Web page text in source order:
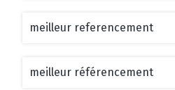
meilleur referencement
meilleur référencement